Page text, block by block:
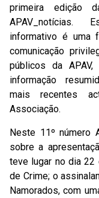
primeira edição
APAV_notícias.
informativo é uma
comunicação
públicos da APAV,
informação
mais recentes
Associação.
Neste 11º número
sobre a
teve lugar no dia 22
de Crime; o
Namorados, com